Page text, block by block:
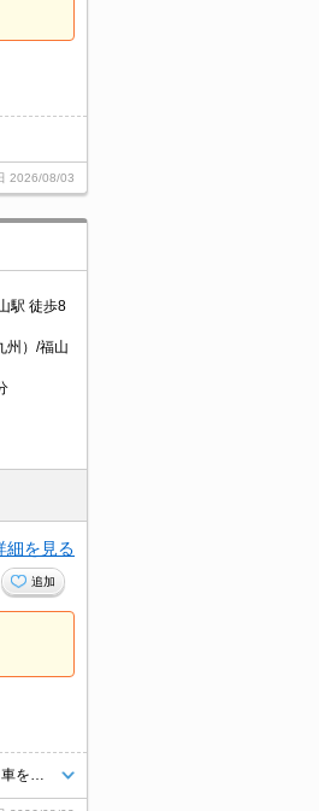
2026/08/03
駅 徒歩8
州）/福山
細を見る
追加